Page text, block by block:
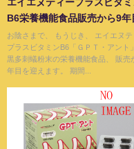
エイエヌティープラスビタ
B6栄養機能食品販売から9年
迎える・擬黒多刺蟻粉末
お陰さまで、 もうじき、 エイエヌテ
プラスビタミンB6「ＧＰＴ・アント
黒多刺蟻粉末の栄養機能食品、 販売
年目を迎えます。 期間...